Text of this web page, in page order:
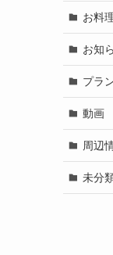
お料
お知
プラ
動画
周辺
未分